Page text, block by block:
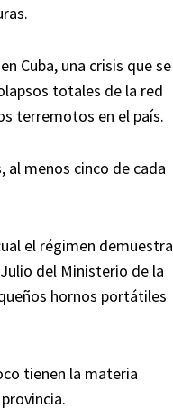
Cuba, una crisis que se
totales de la red
terremotos en el país.
al menos cinco de cada
el régimen demuestra
del Ministerio de la
hornos portátiles
tienen la materia